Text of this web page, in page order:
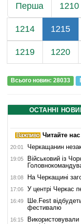
Перша 1210
1214 1215
1219 1220
Всього новин: 28033
ОСТАННІ
Читайте
20:01 Черкащанин
19:05
Військовий із
18:08 На Черкащині
17:06 У центрі Черкас
16:49
Ше.Fest
фестивалю
16:15